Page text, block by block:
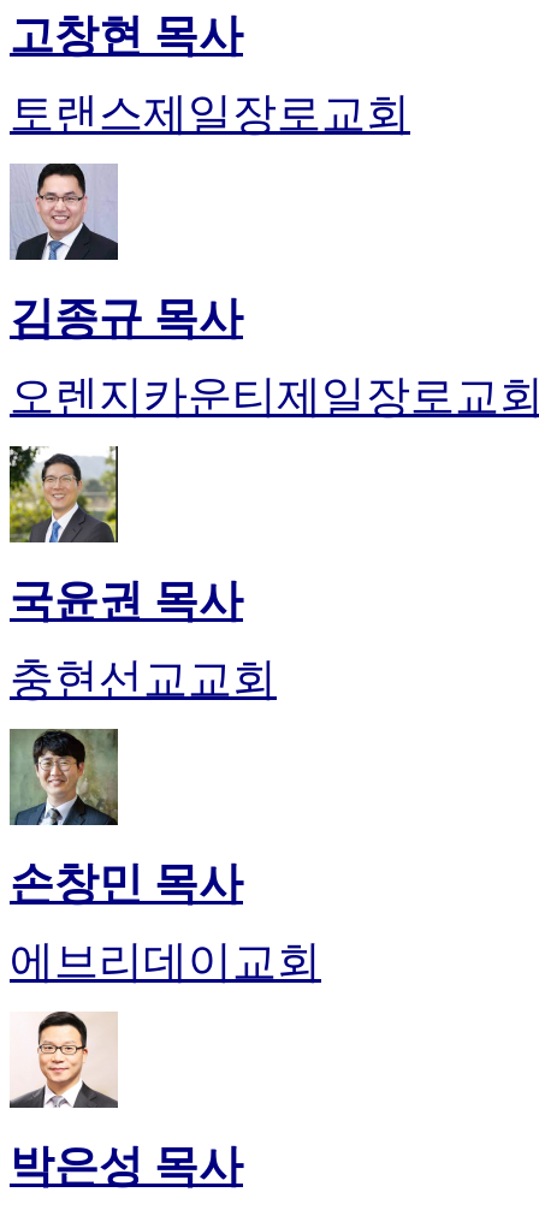
고창현 목사
토랜스제일장로교회
김종규 목사
오렌지카운티제일장로교
국윤권 목사
충현선교교회
손창민 목사
에브리데이교회
박은성 목사